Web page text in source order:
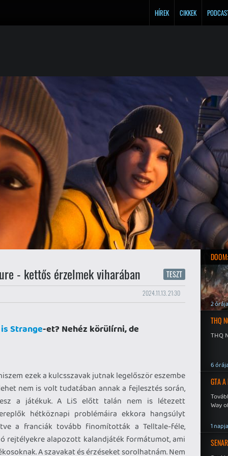
HÍREK CIKKEK
- kettős érzelmek viharában
TESZT
2024.11.13. 21:30
Strange-et? Nehéz körülírni, de
ezek a kulcsszavak jutnak legelőször eszembe
nem is volt tudatában annak a fejlesztés során,
a játékuk. A LiS előtt talán nem is létezett
hétköznapi problémáira ekkora hangsúlyt
a franciák tovább finomították a Telltale-féle,
rejtélyekre alapozott kalandjáték formátumot, ami
A szavakat és érzéseket sorolhatnám. Nem
2 órája
THQ
THQ
6
GTA A
Way
1 napja